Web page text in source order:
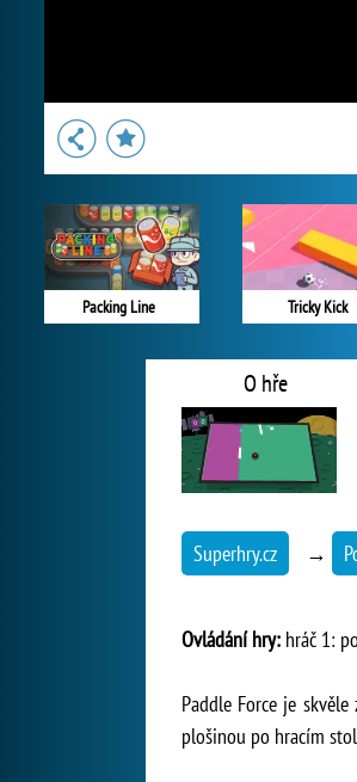
Packing Line Tricky Kick
O hře
Superhry.cz →
Ovládání hry: hráč 1:
Paddle Force je
plošinou po hracím